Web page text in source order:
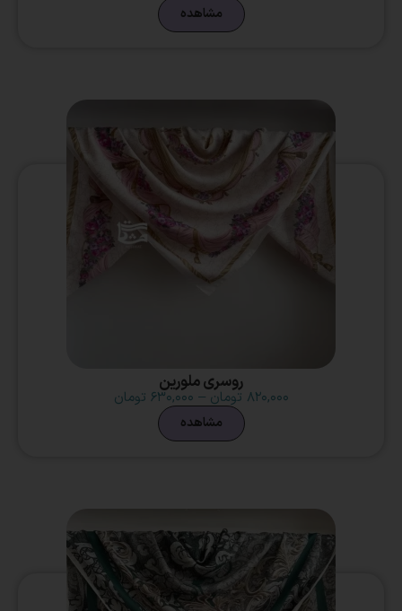
مشاهده
روسری ملورین
۸۲۰,۰۰۰ تومان – ۶۳۰,۰۰۰ تومان
مشاهده